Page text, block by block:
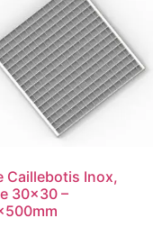
Caillebotis Inox,
30×30 –